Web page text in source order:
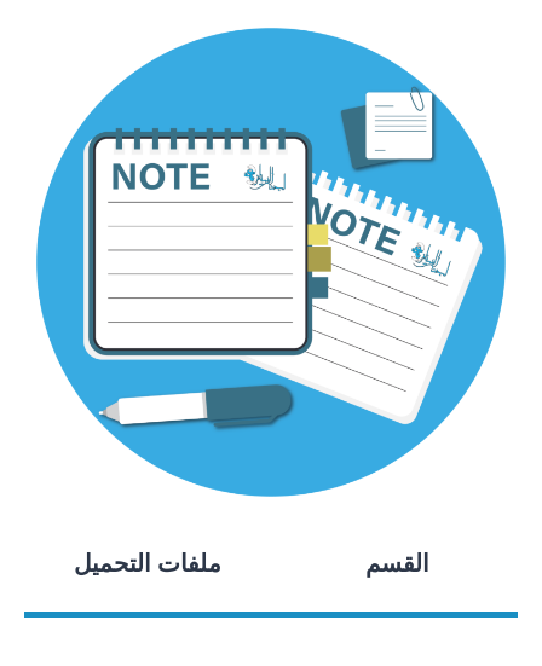
القسم ملفات التحميل